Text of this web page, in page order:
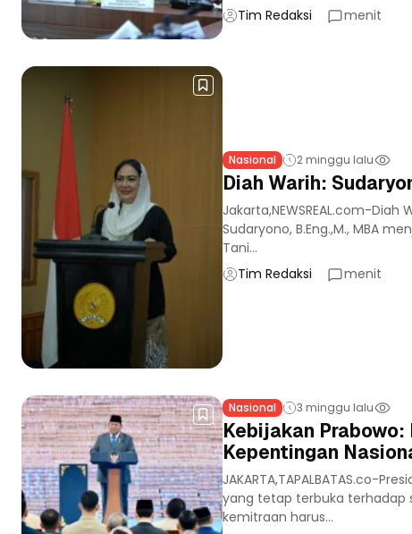
Tim Redaksi
menit
Nasional 2 minggu lalu
Diah Warih:
Jakarta,NEWSREAL.com-
Sudaryono, B.Eng.,M., MBA
Tani...
Tim Redaksi
menit
Nasional 3 minggu lalu
Kebijakan
Kepentingan
JAKARTA,TAPALBATAS.co-
yang tetap terbuka terhadap
kemitraan harus...